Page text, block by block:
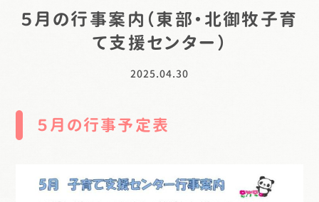
５月の行事案内（東部・北御牧子育
て支援センター）
2025.04.30
５月の行事予定表